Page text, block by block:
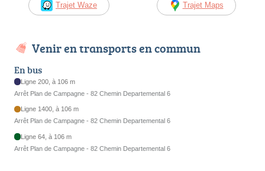
Trajet Waze Trajet Maps
Venir en transports en commun
En bus
Ligne 200, à 106 m
Arrêt Plan de Campagne - 82 Chemin Departemental 6
Ligne 1400, à 106 m
Arrêt Plan de Campagne - 82 Chemin Departemental 6
Ligne 64, à 106 m
Arrêt Plan de Campagne - 82 Chemin Departemental 6